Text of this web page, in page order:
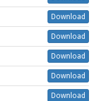
Download
Download
Download
Download
Download